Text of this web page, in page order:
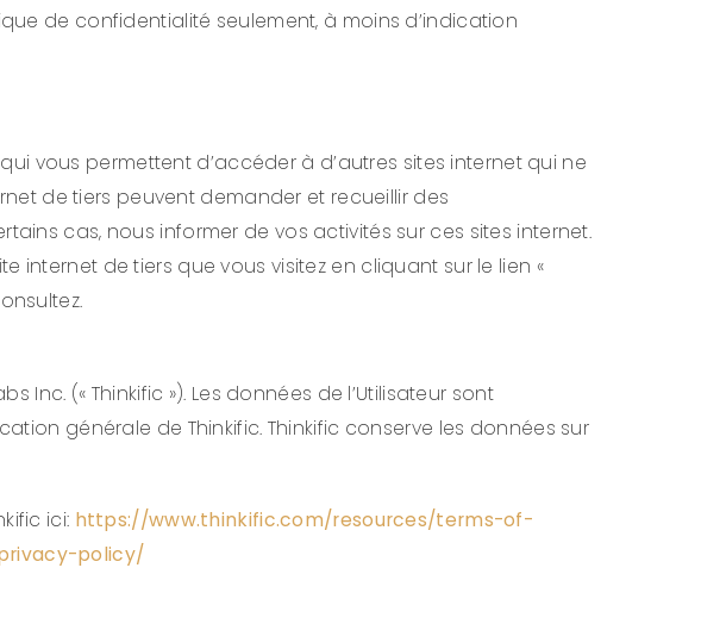
de confidentialité seulement, à moins d’indication
vous permettent d’accéder à d’autres sites internet qui ne
de tiers peuvent demander et recueillir des
cas, nous informer de vos activités sur ces sites internet.
de tiers que vous visitez en cliquant sur le lien «
Inc. (« Thinkific »). Les données de l’Utilisateur sont
générale de Thinkific. Thinkific conserve les données sur
ici: https://www.thinkific.com/resources/terms-of-
policy/